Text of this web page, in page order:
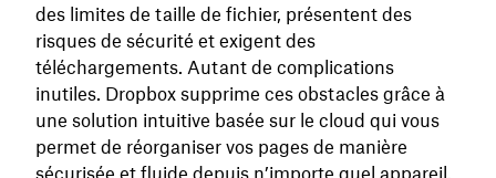
des limites de taille de fichier, présentent des
risques de sécurité et exigent des
téléchargements. Autant de complications
inutiles. Dropbox supprime ces obstacles grâce à
une solution intuitive basée sur le cloud qui vous
permet de réorganiser vos pages de manière
sécurisée et fluide depuis n’importe quel appareil.